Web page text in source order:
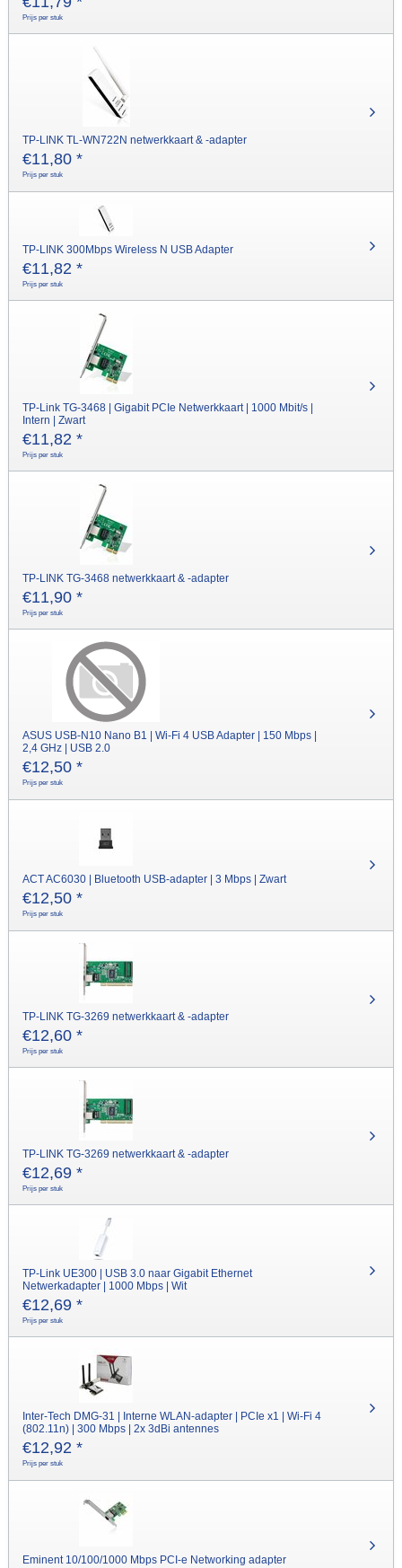
Prijs per stuk
TP-LINK TL-WN722N netwerkkaart & -adapter
€11,80 *
Prijs per stuk
TP-LINK 300Mbps Wireless N USB Adapter
€11,82 *
Prijs per stuk
TP-Link TG-3468 | Gigabit PCIe Netwerkkaart | 1000 Mbit/s |
Intern | Zwart
€11,82 *
Prijs per stuk
TP-LINK TG-3468 netwerkkaart & -adapter
€11,90 *
Prijs per stuk
ASUS USB-N10 Nano B1 | Wi-Fi 4 USB Adapter | 150 Mbps |
2,4 GHz | USB 2.0
€12,50 *
Prijs per stuk
ACT AC6030 | Bluetooth USB-adapter | 3 Mbps | Zwart
€12,50 *
Prijs per stuk
TP-LINK TG-3269 netwerkkaart & -adapter
€12,60 *
Prijs per stuk
TP-LINK TG-3269 netwerkkaart & -adapter
€12,69 *
Prijs per stuk
TP-Link UE300 | USB 3.0 naar Gigabit Ethernet
Netwerkadapter | 1000 Mbps | Wit
€12,69 *
Prijs per stuk
Inter-Tech DMG-31 | Interne WLAN-adapter | PCIe x1 | Wi-Fi 4
(802.11n) | 300 Mbps | 2x 3dBi antennes
€12,92 *
Prijs per stuk
Eminent 10/100/1000 Mbps PCI-e Networking adapter